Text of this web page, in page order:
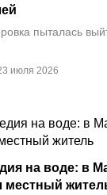
июля 2026
пыталась
на воде: в
местный